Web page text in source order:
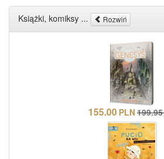
Książki, komiksy ... Rozwiń
155.00 PLN199.95